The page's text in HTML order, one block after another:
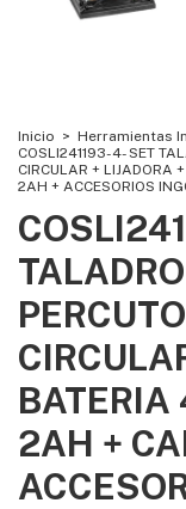
Inicio > Herramientas
COSLI241193-4- SET
CIRCULAR + LIJADORA
2AH + ACCESORIOS
BATERIA
2AH +